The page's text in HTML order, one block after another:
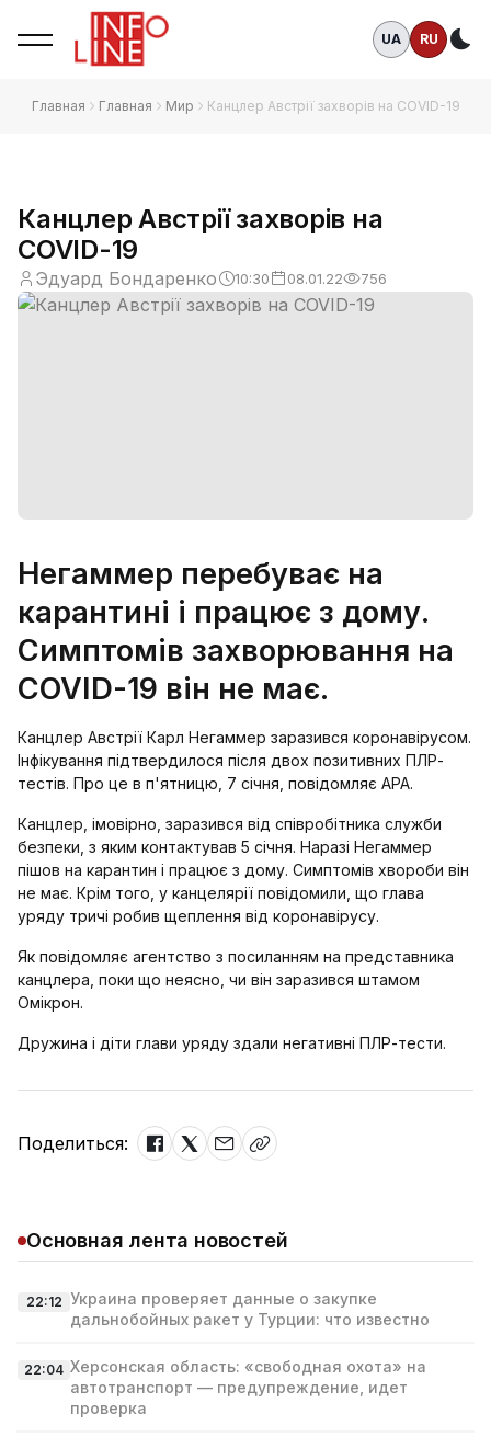
UA RU
Главная Главная Мир Канцлер Австрії захворів на COVID-19
Канцлер Австрії захворів на
COVID-19
Эдуард Бондаренко 10:30 08.01.22 756
Негаммер перебуває на
карантині і працює з дому.
Симптомів захворювання на
COVID-19 він не має.
Канцлер Австрії Карл Негаммер заразився коронавірусом.
Інфікування підтвердилося після двох позитивних ПЛР-
тестів. Про це в п'ятницю, 7 січня, повідомляє APA.
Канцлер, імовірно, заразився від співробітника служби
безпеки, з яким контактував 5 січня. Наразі Негаммер
пішов на карантин і працює з дому. Симптомів хвороби він
не має. Крім того, у канцелярії повідомили, що глава
уряду тричі робив щеплення від коронавірусу.
Як повідомляє агентство з посиланням на представника
канцлера, поки що неясно, чи він заразився штамом
Омікрон.
Дружина і діти глави уряду здали негативні ПЛР-тести.
Поделиться:
Основная лента новостей
22:12 Украина проверяет данные о закупке
дальнобойных ракет у Турции: что известно
22:04 Херсонская область: «свободная охота» на
автотранспорт — предупреждение, идет
проверка